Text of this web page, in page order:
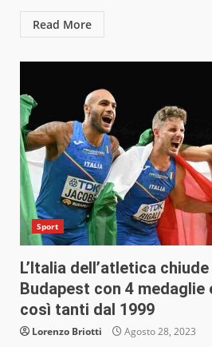
Read More
Sport
L’Italia dell’atletica
Budapest con 4 medaglie
così tanti dal 1999
Lorenzo Briotti Agosto 28, 2023